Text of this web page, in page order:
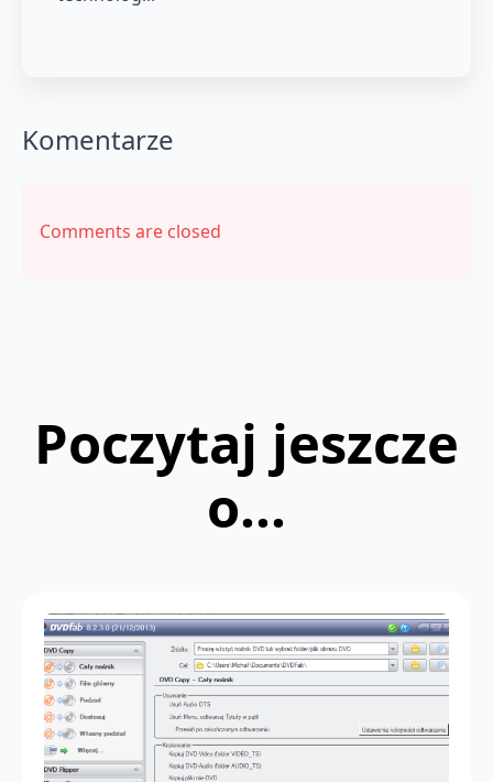
Komentarze
Comments are closed
Poczytaj jeszcze
o...